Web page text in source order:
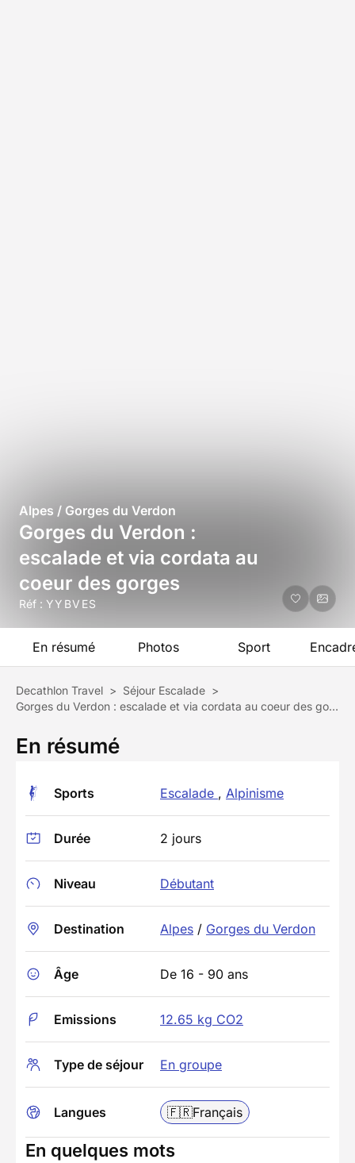
Alpes / Gorges du Verdon
Gorges du Verdon :
escalade et via cordata au
coeur des gorges
Réf : YYBVES
En résumé Photos Sport
Decathlon Travel > Séjour Escalade >
Gorges du Verdon : escalade et via cordata au coeur des gorges
En résumé
Sports Escalade , Alpinisme
Durée 2 jours
Niveau Débutant
Destination Alpes / Gorges du Verdon
Âge De 16 - 90 ans
Emissions 12.65 kg CO2
Type de séjour En groupe
Langues 🇫🇷Français
En quelques mots